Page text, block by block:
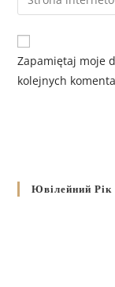
Zapamiętaj moje
kolejnych
Ювілейний Рік